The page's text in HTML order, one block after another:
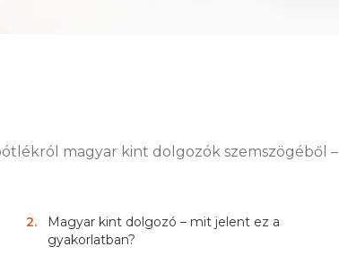
magyar kint dolgozók szemszögéből –
2.
Magyar kint dolgozó – mit jelent ez a
gyakorlatban?